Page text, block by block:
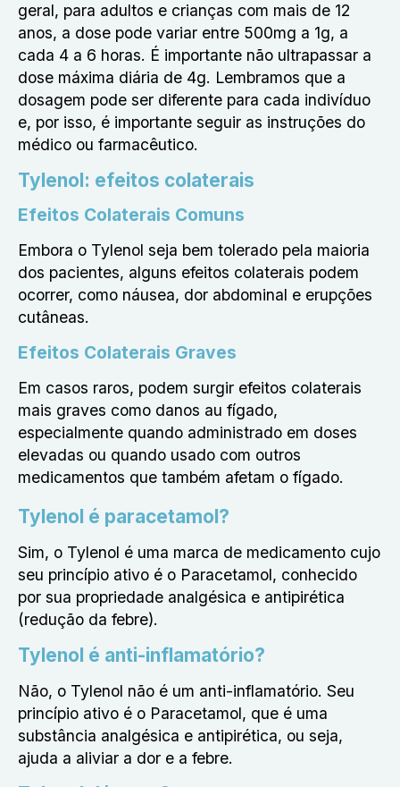
geral, para adultos e crianças com mais de 12
anos, a dose pode variar entre 500mg a 1g, a
cada 4 a 6 horas. É importante não ultrapassar a
dose máxima diária de 4g. Lembramos que a
dosagem pode ser diferente para cada indivíduo
e, por isso, é importante seguir as instruções do
médico ou farmacêutico.
Tylenol: efeitos colaterais
Efeitos Colaterais Comuns
Embora o Tylenol seja bem tolerado pela maioria
dos pacientes, alguns efeitos colaterais podem
ocorrer, como náusea, dor abdominal e erupções
cutâneas.
Efeitos Colaterais Graves
Em casos raros, podem surgir efeitos colaterais
mais graves como danos au fígado,
especialmente quando administrado em doses
elevadas ou quando usado com outros
medicamentos que também afetam o fígado.
Tylenol é paracetamol?
Sim, o Tylenol é uma marca de medicamento cujo
seu princípio ativo é o Paracetamol, conhecido
por sua propriedade analgésica e antipirética
(redução da febre).
Tylenol é anti-inflamatório?
Não, o Tylenol não é um anti-inflamatório. Seu
princípio ativo é o Paracetamol, que é uma
substância analgésica e antipirética, ou seja,
ajuda a aliviar a dor e a febre.